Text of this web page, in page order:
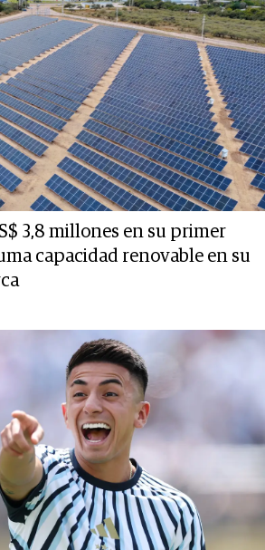
3,8 millones en su primer
capacidad renovable en su